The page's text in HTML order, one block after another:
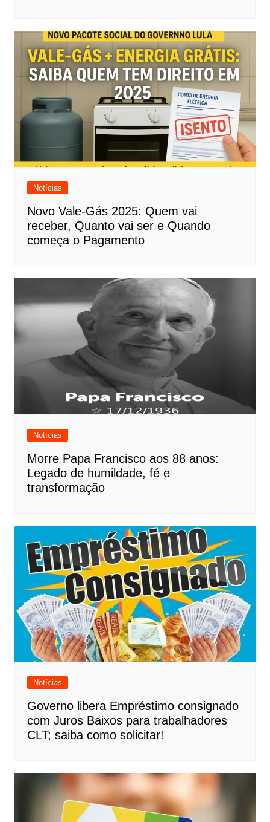
Notícias
Novo Vale-Gás 2025: Quem vai
receber, Quanto vai ser e Quando
começa o Pagamento
Notícias
Morre Papa Francisco aos 88 anos:
Legado de humildade, fé e
transformação
Notícias
Governo libera Empréstimo consignado
com Juros Baixos para trabalhadores
CLT; saiba como solicitar!